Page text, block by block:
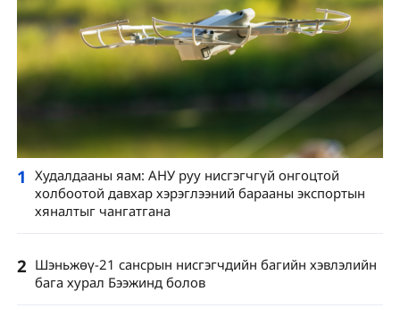
1 Худалдааны яам: АНУ руу нисгэгчгүй онгоцтой
холбоотой давхар хэрэглээний барааны экспортын
хяналтыг чангатгана
2 Шэньжөү-21 сансрын нисгэгчдийн багийн хэвлэлийн
бага хурал Бээжинд болов